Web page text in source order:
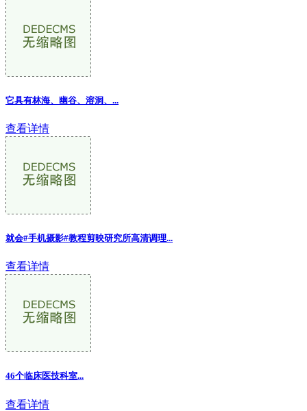
它具有林海、幽谷、溶洞、...
查看详情
就会#手机摄影#教程剪映研究所高清调理...
查看详情
46个临床医技科室...
查看详情